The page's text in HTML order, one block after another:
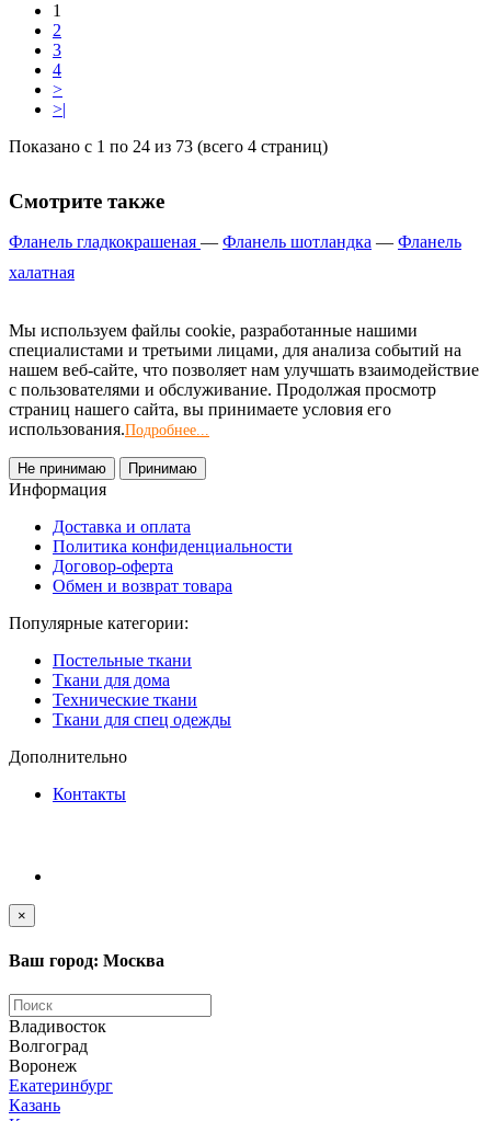
1
2
3
4
>
>|
Показано с 1 по 24 из 73 (всего 4 страниц)
Смотрите также
Фланель гладкокрашеная — Фланель шотландка — Фланель
халатная
Мы используем файлы cookie, разработанные нашими
специалистами и третьими лицами, для анализа событий на
нашем веб-сайте, что позволяет нам улучшать взаимодействие
с пользователями и обслуживание. Продолжая просмотр
страниц нашего сайта, вы принимаете условия его
использования.Подробнее...
Не принимаю Принимаю
Информация
Доставка и оплата
Политика конфиденциальности
Договор-оферта
Обмен и возврат товара
Популярные категории:
Постельные ткани
Ткани для дома
Технические ткани
Ткани для спец одежды
Дополнительно
Контакты
×
Ваш город: Москва
Владивосток
Волгоград
Воронеж
Екатеринбург
Казань